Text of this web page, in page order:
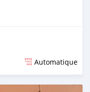
Automatique